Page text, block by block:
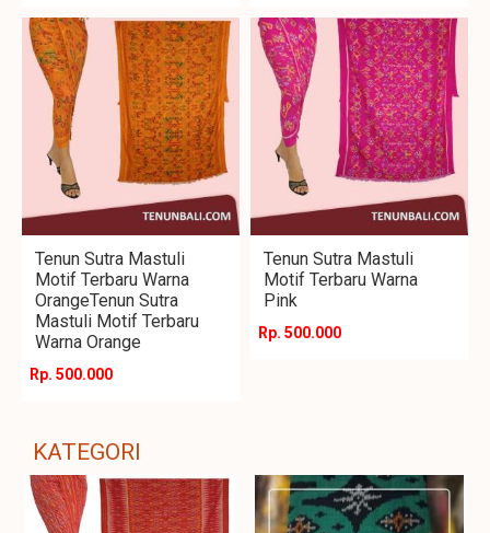
Tenun Sutra Mastuli
Motif Terbaru Warna
OrangeTenun Sutra
Mastuli Motif Terbaru
Warna Orange
Rp. 500.000
Tenun Sutra Mastuli
Motif Terbaru Warna
Pink
Rp. 500.000
KATEGORI